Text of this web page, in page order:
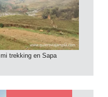
trekking en Sapa